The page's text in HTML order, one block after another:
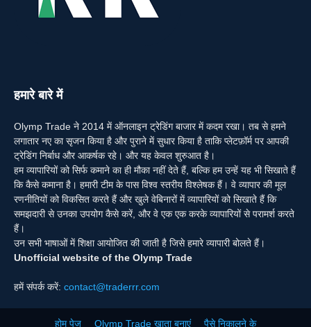
हमारे बारे में
Olymp Trade ने 2014 में ऑनलाइन ट्रेडिंग बाजार में कदम रखा। तब से हमने
लगातार नए का सृजन किया है और पुराने में सुधार किया है ताकि प्लेटफ़ॉर्म पर आपकी
ट्रेडिंग निर्बाध और आकर्षक रहे। और यह केवल शुरुआत है।
हम व्यापारियों को सिर्फ कमाने का ही मौका नहीं देते हैं, बल्कि हम उन्हें यह भी सिखाते हैं
कि कैसे कमाना है। हमारी टीम के पास विश्व स्तरीय विश्लेषक हैं। वे व्यापार की मूल
रणनीतियों को विकसित करते हैं और खुले वेबिनारों में व्यापारियों को सिखाते हैं कि
समझदारी से उनका उपयोग कैसे करें, और वे एक एक करके व्यापारियों से परामर्श करते
हैं।
उन सभी भाषाओं में शिक्षा आयोजित की जाती है जिसे हमारे व्यापारी बोलते हैं।
Unofficial website of the Olymp Trade
हमें संपर्क करें: contact@traderrr.com
होम पेज Olymp Trade खाता बनाएं पैसे निकालने के